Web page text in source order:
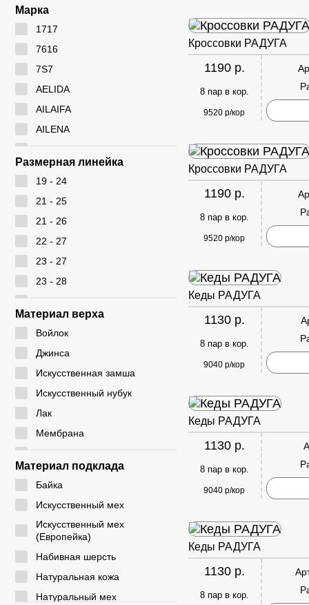
Марка
1717
7616
7S7
AELIDA
AILAIFA
AILENA
Ameiyida
AOWEI
CM
CYCY
DADA
DICNI
DINO ALBAT
DUOLE
EIE
ELENA
EX-TIM
FAFALA
FASHION
G. ROSE
Размерная линейка
19 - 24
21 - 25
21 - 26
22 - 27
23 - 27
23 - 28
24 - 28
24 - 29
26 - 30
26 - 31
27 - 32
28 - 33
29 - 33
29 - 36
30 - 35
30 - 37
31 - 35
31 - 36
31 - 37
31 - 38
Материал верха
Войлок
Джинса
Искусственная замша
Искусственный нубук
Лак
Мембрана
Натуральная замша
Натуральная кожа
Резина
Резинка
Текстиль
ЭВА
Экокожа
Материал подклада
Байка
Искусственный мех
Искусственный мех
(Европейка)
Набивная шерсть
Натуральная кожа
Натуральный мех
Кроссовки РАДУГА
1190 р.
8 пар в кор.
9520 р/кор
Кроссовки РАДУГА
1190 р.
8 пар в кор.
9520 р/кор
Кеды РАДУГА
1130 р.
8 пар в кор.
9040 р/кор
Кеды РАДУГА
1130 р.
8 пар в кор.
9040 р/кор
Кеды РАДУГА
1130 р.
8 пар в кор.